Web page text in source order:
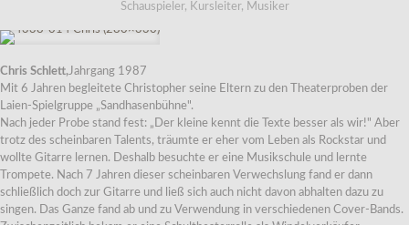
Schauspieler, Kursleiter, Musiker
Chris Schlett,Jahrgang 1987
Mit 6 Jahren begleitete Christopher seine Eltern zu den Theaterproben der
Laien-Spielgruppe „Sandhasenbühne".
Nach jeder Probe stand fest: „Der kleine kennt die Texte besser als wir!" Aber
trotz des scheinbaren Talents, träumte er eher vom Leben als Rockstar und
wollte Gitarre lernen. Deshalb besuchte er eine Musikschule und lernte
Trompete. Nach 7 Jahren dieser scheinbaren Verwechslung fand er dann
schließlich doch zur Gitarre und ließ sich auch nicht davon abhalten dazu zu
singen. Das Ganze fand ab und zu Verwendung in verschiedenen Cover-Bands.